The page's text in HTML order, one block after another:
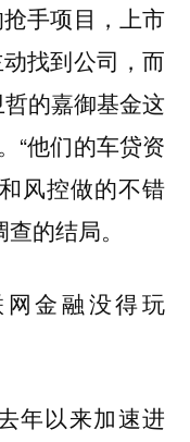
手项目，上市
找到公司，而
的嘉御基金这
“他们的车贷资
风控做的不错
的结局。
金融没得玩
年以来加速进